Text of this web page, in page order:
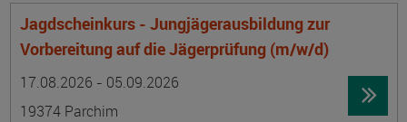
Jagdscheinkurs - Jungjägerausbildung zur
Vorbereitung auf die Jägerprüfung (m/w/d)
17.08.2026 - 05.09.2026
19374 Parchim